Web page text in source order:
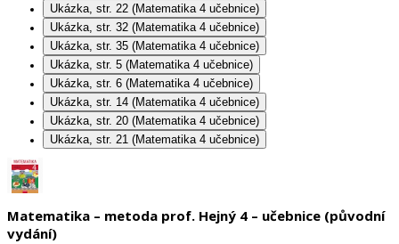
Ukázka, str. 22 (Matematika 4 učebnice)
Ukázka, str. 32 (Matematika 4 učebnice)
Ukázka, str. 35 (Matematika 4 učebnice)
Ukázka, str. 5 (Matematika 4 učebnice)
Ukázka, str. 6 (Matematika 4 učebnice)
Ukázka, str. 14 (Matematika 4 učebnice)
Ukázka, str. 20 (Matematika 4 učebnice)
Ukázka, str. 21 (Matematika 4 učebnice)
Matematika – metoda prof. Hejný 4 – učebnice (původní
vydání)